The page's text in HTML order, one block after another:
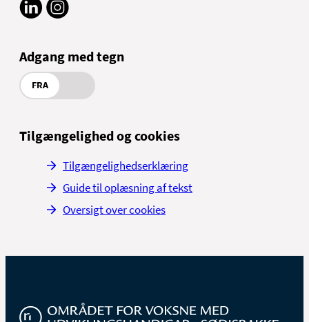
Adgang med tegn
FRA
Tilgængelighed og cookies
Tilgængelighedserklæring
Guide til oplæsning af tekst
Oversigt over cookies